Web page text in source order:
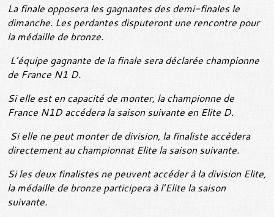
La finale opposera les gagnantes des demi-finales le
dimanche. Les perdantes disputeront une rencontre pour
la médaille de bronze.
L’équipe gagnante de la finale sera déclarée championne
de France N1 D.
Si elle est en capacité de monter, la championne de
France N1D accédera la saison suivante en Elite D.
Si elle ne peut monter de division, la finaliste accèdera
directement au championnat Elite la saison suivante.
Si les deux finalistes ne peuvent accéder à la division Elite,
la médaille de bronze participera à l’Elite la saison
suivante.